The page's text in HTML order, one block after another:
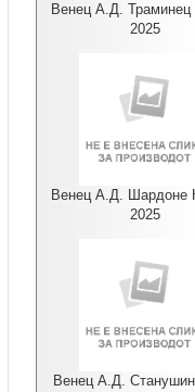
Венец А.Д. Траминец
2025
Венец А.Д. Шардоне
2025
Венец А.Д.